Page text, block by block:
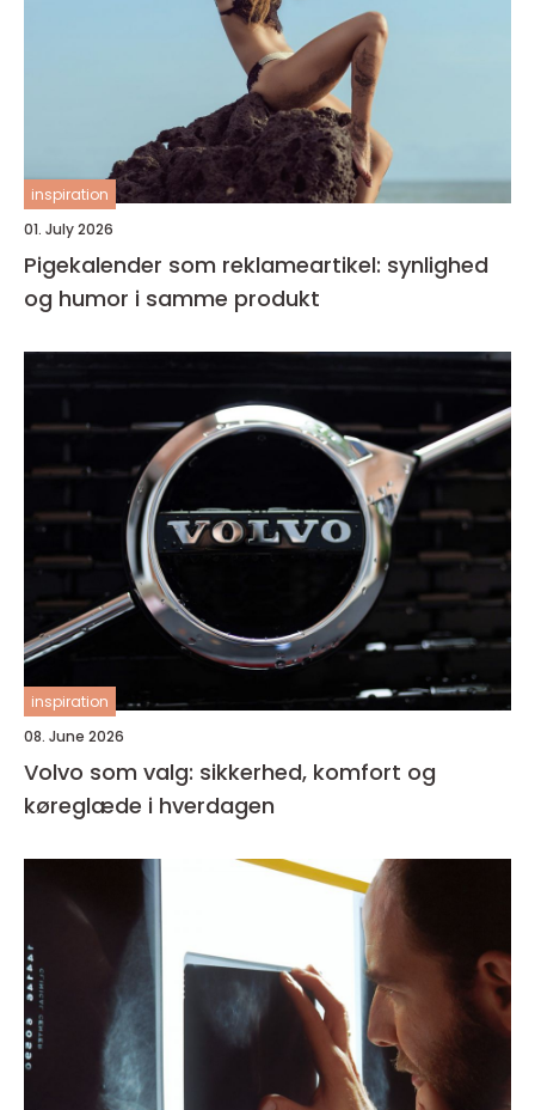
inspiration
01. July 2026
Pigekalender som reklameartikel: synlighed
og humor i samme produkt
inspiration
08. June 2026
Volvo som valg: sikkerhed, komfort og
køreglæde i hverdagen